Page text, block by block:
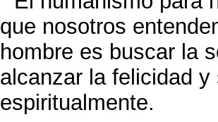
que nosotros
hombre es buscar la
alcanzar la felicidad
espiritualmente.